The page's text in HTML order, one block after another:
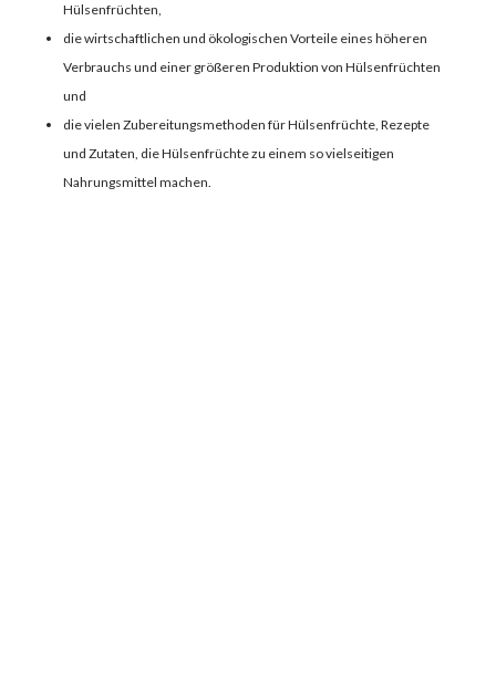
Hülsenfrüchten,
die wirtschaftlichen und ökologischen Vorteile eines höheren
Verbrauchs und einer größeren Produktion von Hülsenfrüchten
und
die vielen Zubereitungsmethoden für Hülsenfrüchte, Rezepte
und Zutaten, die Hülsenfrüchte zu einem so vielseitigen
Nahrungsmittel machen.